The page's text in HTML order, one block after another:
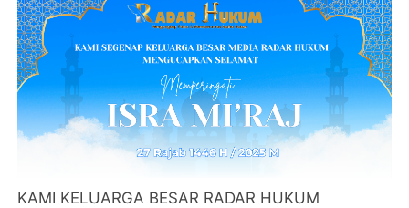
KAMI KELUARGA BESAR RADAR HUKUM